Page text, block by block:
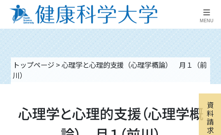
≡
MENU
資
料
請
求
トップページ>心理学と心理的支援（心理学概論） 月１（前
川）
心理学と心理的支援（心理学概